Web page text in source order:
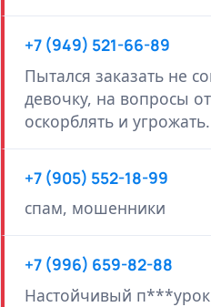
+7 (949) 521-66-89
Пытался заказать не
девочку, на вопросы
оскорблять и угрожать.
+7 (905) 552-18-99
спам, мошенники
+7 (996) 659-82-88
Настойчивый п***урок